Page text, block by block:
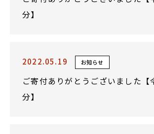
分】
2022.05.19 お知らせ
ご寄付ありがとうございました【
分】